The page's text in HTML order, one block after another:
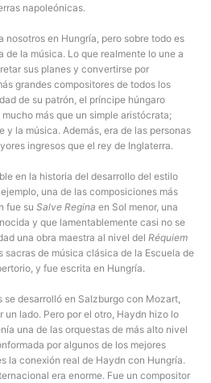
napoleónicas.
nosotros en Hungría, pero sobre todo es
de la música. Lo que realmente lo une a
sus planes y convertirse por
grandes compositores de todos los
de su patrón, el príncipe húngaro
más que un simple aristócrata;
la música. Además, era de las personas
ingresos que el rey de Inglaterra.
en la historia del desarrollo del estilo
una de las composiciones más
fue su Salve Regina en Sol menor, una
y que lamentablemente casi no se
una obra maestra al nivel del Réquiem
sacras de música clásica de la Escuela de
y fue escrita en Hungría.
desarrolló en Salzburgo con Mozart,
un lado. Pero por el otro, Haydn hizo lo
una de las orquestas de más alto nivel
por algunos de los mejores
la conexión real de Haydn con Hungría.
era enorme. Fue un compositor